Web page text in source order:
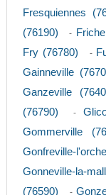
Fresquiennes
(76190)
-
Fry (76780) -
Gainneville
Ganzeville
(76790)
-
Gommerville
Gonfreville-
Gonneville-la-
(76590)
-